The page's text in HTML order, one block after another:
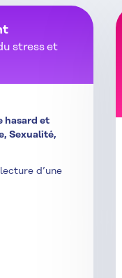
stress et
hasard et
Sexualité,
d’une